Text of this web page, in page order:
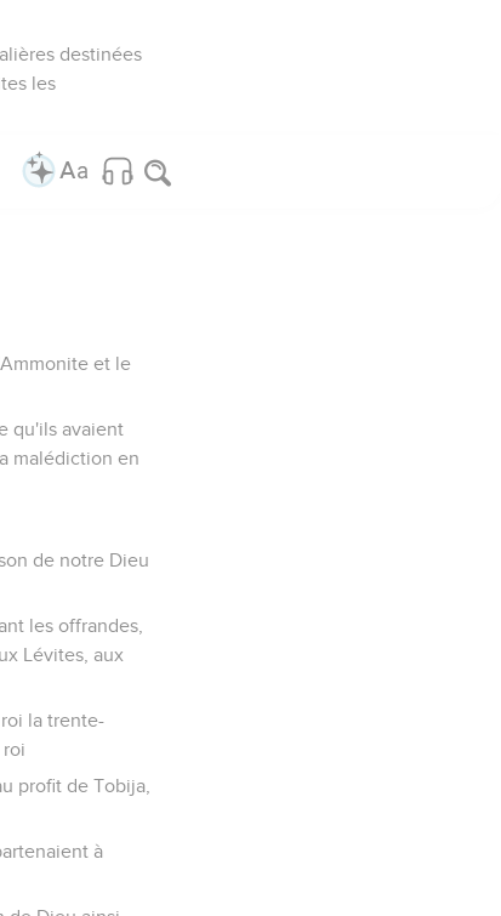
destinées
les
et le
qu'ils avaient
malédiction en
de notre Dieu
les offrandes,
Lévites, aux
la trente-
roi
profit de Tobija,
à